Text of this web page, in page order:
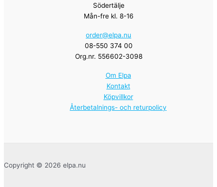
Södertälje
Mån-fre kl. 8-16
order@elpa.nu
08-550 374 00
Org.nr. 556602-3098
Om Elpa
Kontakt
Köpvillkor
Återbetalnings- och returpolicy
Copyright © 2026 elpa.nu